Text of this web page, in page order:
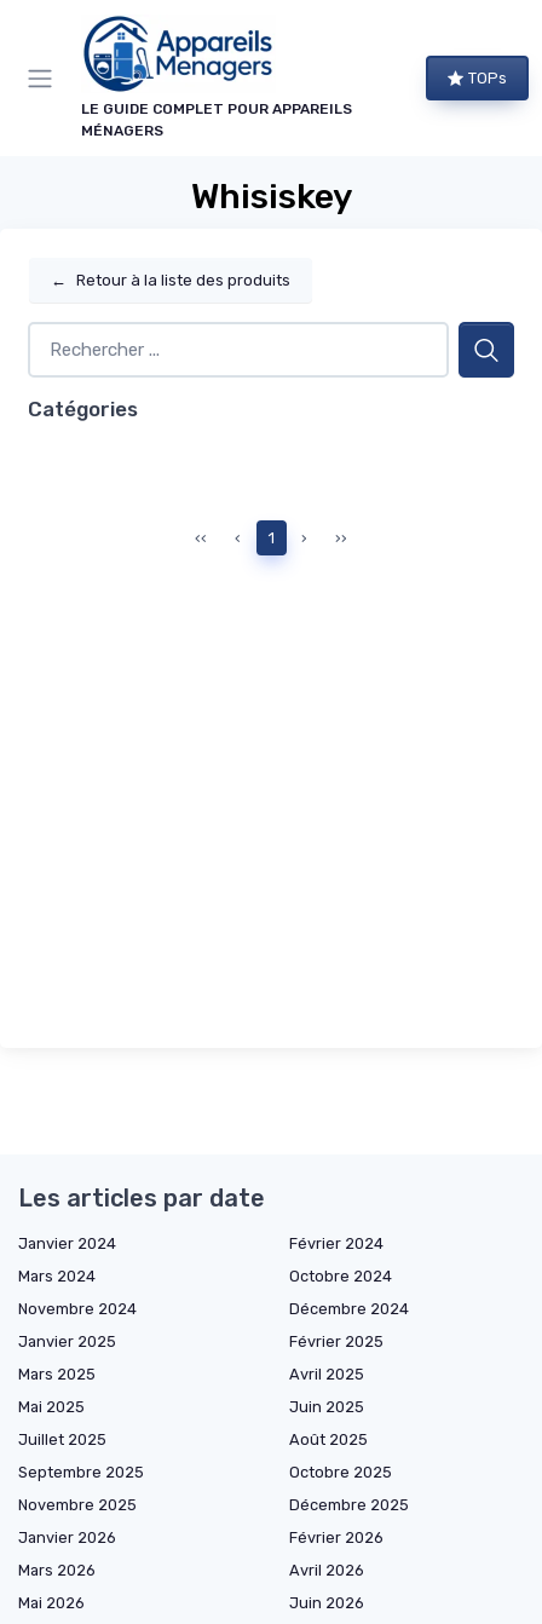
LE GUIDE COMPLET POUR APPAREILS
MÉNAGERS
TOPs
Whisiskey
← Retour à la liste des produits
Catégories
‹‹ ‹ 1 › ››
Les articles par date
Janvier 2024
Février 2024
Mars 2024
Octobre 2024
Novembre 2024
Décembre 2024
Janvier 2025
Février 2025
Mars 2025
Avril 2025
Mai 2025
Juin 2025
Juillet 2025
Août 2025
Septembre 2025
Octobre 2025
Novembre 2025
Décembre 2025
Janvier 2026
Février 2026
Mars 2026
Avril 2026
Mai 2026
Juin 2026
Panneau de gestion des cookies